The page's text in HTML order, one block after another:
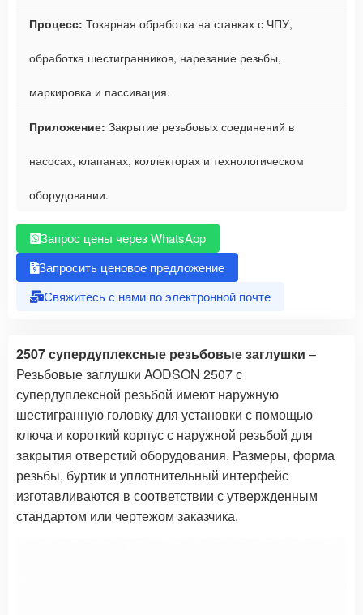
Процесс: Токарная обработка на станках с ЧПУ,
обработка шестигранников, нарезание резьбы,
маркировка и пассивация.
Приложение: Закрытие резьбовых соединений в
насосах, клапанах, коллекторах и технологическом
оборудовании.
Запрос цены через WhatsApp
Запросить ценовое предложение
Свяжитесь с нами по электронной почте
2507 супердуплексные резьбовые заглушки –
Резьбовые заглушки AODSON 2507 с
супердуплексной резьбой имеют наружную
шестигранную головку для установки с помощью
ключа и короткий корпус с наружной резьбой для
закрытия отверстий оборудования. Размеры, форма
резьбы, буртик и уплотнительный интерфейс
изготавливаются в соответствии с утвержденным
стандартом или чертежом заказчика.